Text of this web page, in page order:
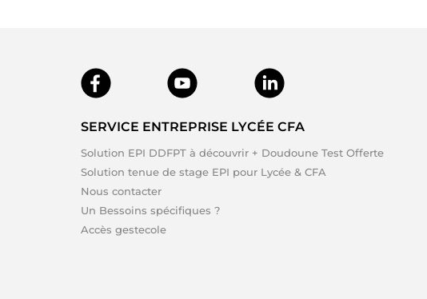
SERVICE ENTREPRISE LYCÉE CFA
Solution EPI DDFPT à découvrir + Doudoune Test Offerte
Solution tenue de stage EPI pour Lycée & CFA
Nous contacter
Un Bessoins spécifiques ?
Accès gestecole